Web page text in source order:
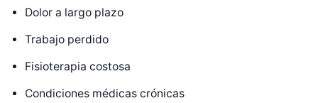
Dolor a largo plazo
Trabajo perdido
Fisioterapia costosa
Condiciones médicas crónicas